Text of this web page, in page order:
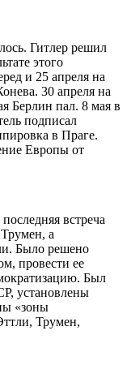
Гитлер решил
этого
и 25 апреля на
30 апреля на
Берлин пал. 8 мая в
подписал
в Праге.
Европы от
встреча
а
Было решено
провести ее
Был
установлены
«зоны
Трумен,